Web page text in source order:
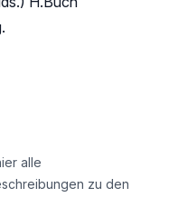
alle
zu den